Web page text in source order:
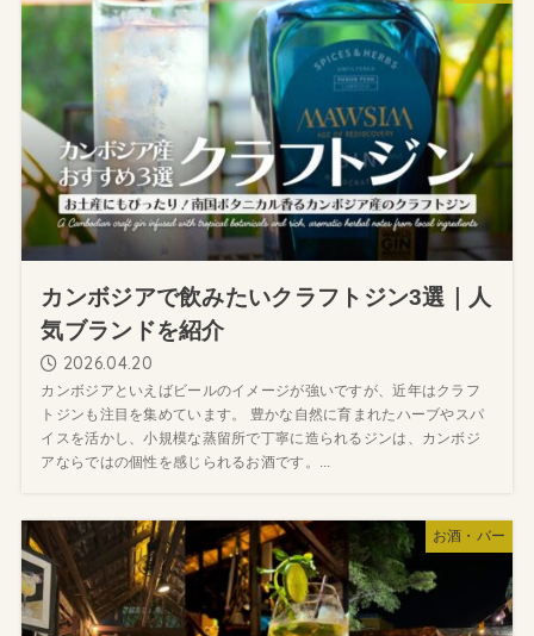
カンボジアで飲みたいクラフトジン3選｜人
気ブランドを紹介
2026.04.20
カンボジアといえばビールのイメージが強いですが、近年はクラフ
トジンも注目を集めています。 豊かな自然に育まれたハーブやスパ
イスを活かし、小規模な蒸留所で丁寧に造られるジンは、カンボジ
アならではの個性を感じられるお酒です。...
お酒・バー